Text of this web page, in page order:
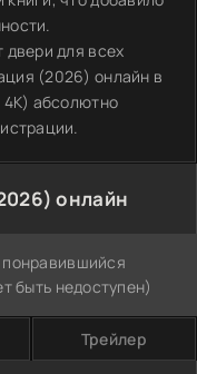
двери для всех
(2026) онлайн в
абсолютно
онлайн
быть недоступен)
Трейлер